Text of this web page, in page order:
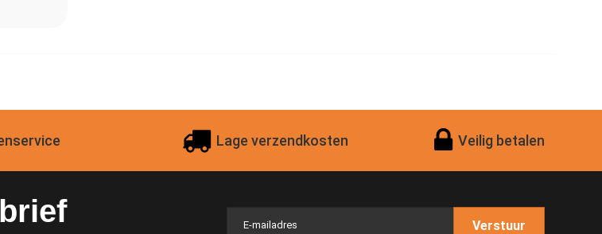
Lage verzendkosten Veilig betalen
Verstuur